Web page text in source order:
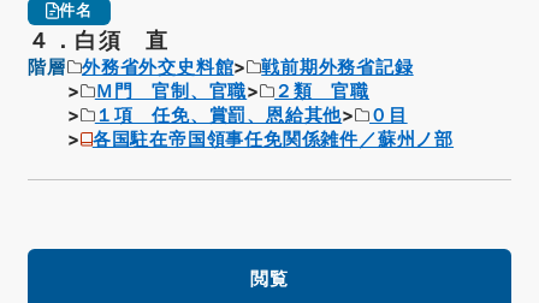
件名
４．白須 直
階層 外務省外交史料館
戦前期外務省記録
Ｍ門 官制、官職
２類 官職
１項 任免、賞罰、恩給其他
０目
各国駐在帝国領事任免関係雑件／蘇州ノ部
閲覧